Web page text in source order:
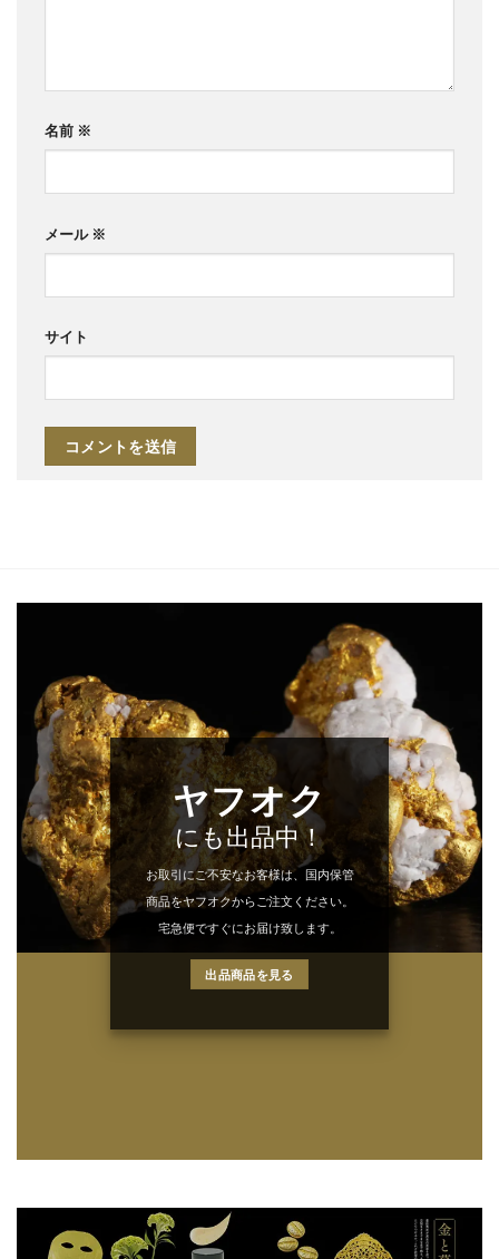
名前 ※
メール ※
サイト
ヤフオク
にも出品中！
お取引にご不安なお客様は、国内保管
商品をヤフオクからご注文ください。
宅急便ですぐにお届け致します。
出品商品を見る